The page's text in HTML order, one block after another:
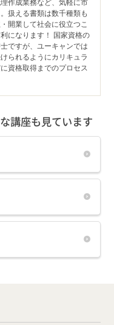
作成業務など、気軽に市
扱える書類は数千種類も
開業して社会に役立つこ
になります！ 国家資格の
ですが、ユーキャンでは
られるようにカリキュラ
資格取得までのプロセス
講座も見ています